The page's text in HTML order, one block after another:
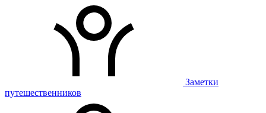
Заметки
путешественников